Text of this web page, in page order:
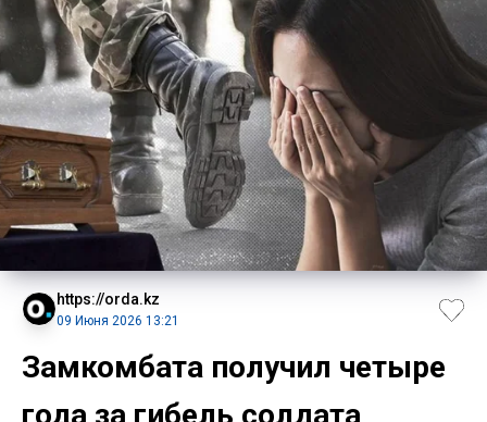
https://orda.kz
09 Июня 2026 13:21
Замкомбата получил четыре
года за гибель солдата